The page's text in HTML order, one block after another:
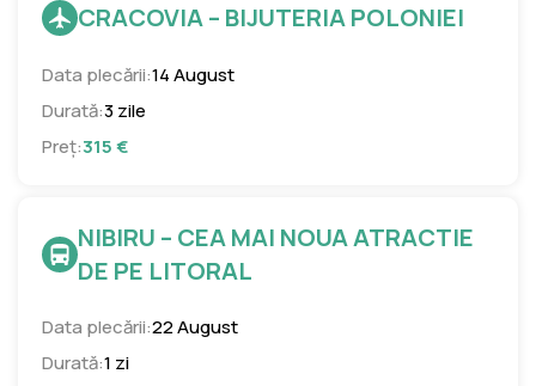
CRACOVIA – BIJUTERIA POLONIEI
Data plecării:14 August
Durată:3 zile
Preț:315 €
NIBIRU – CEA MAI NOUA ATRACTIE
DE PE LITORAL
Data plecării:22 August
Durată:1 zi